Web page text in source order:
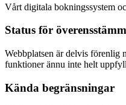
Vårt digitala bokningssystem
Status för
Webbplatsen är delvis förenlig
funktioner ännu inte helt
Kända begränsningar